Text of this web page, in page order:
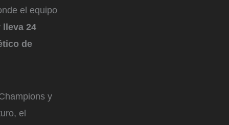
el equipo
lleva 24
de
y
el